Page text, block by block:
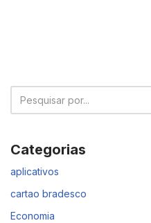
Categorias
aplicativos
cartao bradesco
Economia